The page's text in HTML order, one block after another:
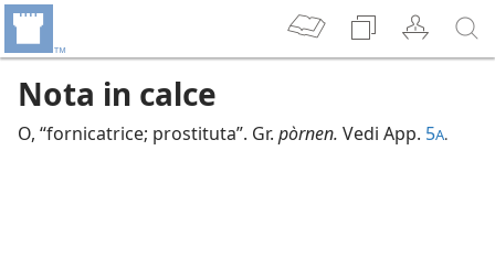
Nota in calce
O, “fornicatrice; prostituta”. Gr. pòrnen. Vedi App. 5A.